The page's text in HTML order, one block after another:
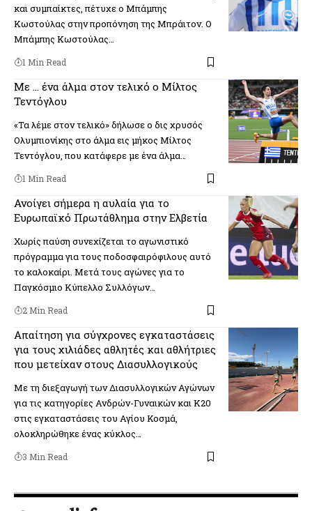
και συμπαίκτες, πέτυχε ο Μπάμπης
Κωστούλας στην προπόνηση της Μπράιτον. Ο
Μπάμπης Κωστούλας…
1 Min Read
Με … ένα άλμα στον τελικό ο Μίλτος
Τεντόγλου
«Τα λέμε στον τελικό» δήλωσε ο δις χρυσός
Ολυμπιονίκης στο άλμα εις μήκος Μίλτος
Τεντόγλου, που κατάφερε με ένα άλμα…
1 Min Read
Ανοίγει σήμερα η αυλαία για το
Ευρωπαϊκό Πρωτάθλημα στην Ελβετία
Χωρίς παύση συνεχίζεται το αγωνιστικό
πρόγραμμα για τους ποδοσφαιρόφιλους αυτό
το καλοκαίρι. Μετά τους αγώνες για το
Παγκόσμιο Κύπελλο Συλλόγων…
2 Min Read
Απαίτηση για σύγχρονες εγκαταστάσεις
για τους χιλιάδες αθλητές και αθλήτριες
που μετείχαν στους Διασυλλογικούς
Με τη διεξαγωγή των Διασυλλογικών Αγώνων
για τις κατηγορίες Ανδρών-Γυναικών και Κ20
στις εγκαταστάσεις του Αγίου Κοσμά,
ολοκληρώθηκε ένας κύκλος…
3 Min Read